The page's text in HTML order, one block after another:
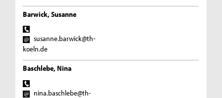
Barwick, Susanne
susanne.barwick@th-
koeln.de
Baschlebe, Nina
nina.baschlebe@th-